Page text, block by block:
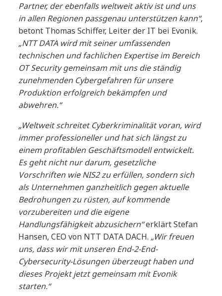
Partner, der ebenfalls weltweit aktiv ist und uns
in allen Regionen passgenau unterstützen kann“,
betont Thomas Schiffer, Leiter der IT bei Evonik.
„NTT DATA wird mit seiner umfassenden
technischen und fachlichen Expertise im Bereich
OT Security gemeinsam mit uns die ständig
zunehmenden Cybergefahren für unsere
Produktion erfolgreich bekämpfen und
abwehren.“
„Weltweit schreitet Cyberkriminalität voran, wird
immer professioneller und hat sich längst zu
einem profitablen Geschäftsmodell entwickelt.
Es geht nicht nur darum, gesetzliche
Vorschriften wie NIS2 zu erfüllen, sondern sich
als Unternehmen ganzheitlich gegen aktuelle
Bedrohungen zu rüsten, auf kommende
vorzubereiten und die eigene
Handlungsfähigkeit abzusichern“erklärt Stefan
Hansen, CEO von NTT DATA DACH. „Wir freuen
uns, dass wir mit unseren End-2-End-
Cybersecurity-Lösungen überzeugt haben und
dieses Projekt jetzt gemeinsam mit Evonik
starten.“